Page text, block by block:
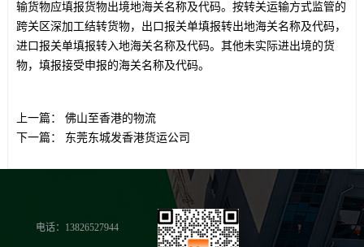
输货物应填报货物出境地海关名称及代码。按转关运输方式监管的
跨关区深加工结转货物，出口报关单填报转出地海关名称及代码，
进口报关单填报转入地海关名称及代码。其他未实际进出境的货
物，填报接受申报的海关名称及代码。
上一篇：
佛山至香港的物流
下一篇：
东莞东城发香港货运公司
电话：13826527944